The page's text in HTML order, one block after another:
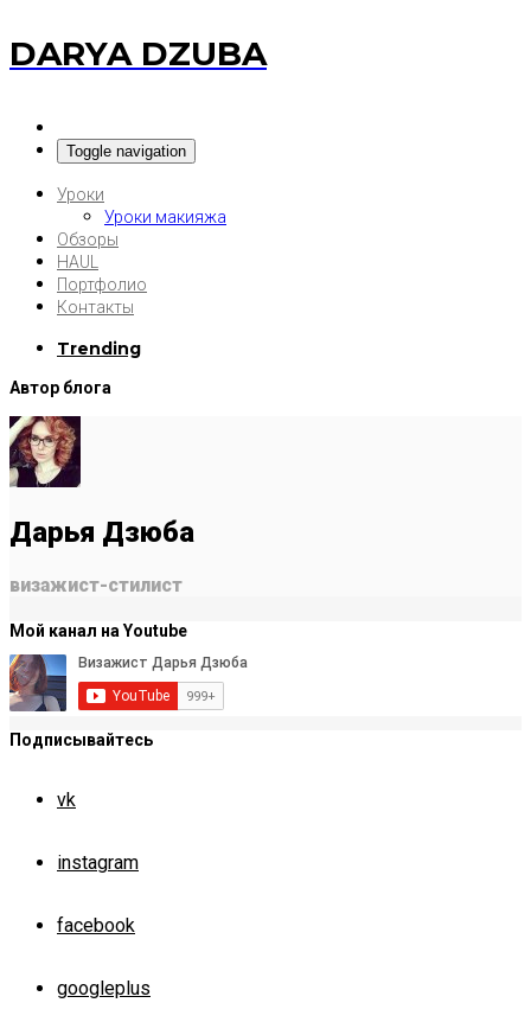
DARYA DZUBA
Toggle navigation
Уроки
Уроки макияжа
Обзоры
HAUL
Портфолио
Контакты
Trending
Автор блога
Дарья Дзюба
визажист-стилист
Мой канал на Youtube
Подписывайтесь
vk
instagram
facebook
googleplus